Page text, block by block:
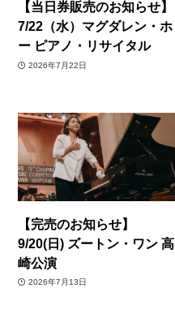
【当日券販売のお知らせ】
7/22（水）マグダレン・ホ
ー ピアノ・リサイタル
2026年7月22日
【完売のお知らせ】
9/20(日) ズートン・ワン 高
崎公演
2026年7月13日